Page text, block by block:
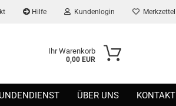
Hilfe Kundenlogin Merkzettel
Ihr Warenkorb
0,00 EUR
ÜBER UNS KONTAKT